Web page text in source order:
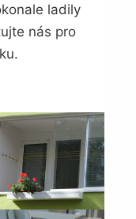
ladily
nás pro